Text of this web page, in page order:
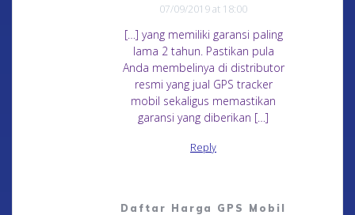
07/09/2019 at 18:00
[…] yang memiliki garansi paling
lama 2 tahun. Pastikan pula
Anda membelinya di distributor
resmi yang jual GPS tracker
mobil sekaligus memastikan
garansi yang diberikan […]
Reply
Daftar Harga GPS Mobil